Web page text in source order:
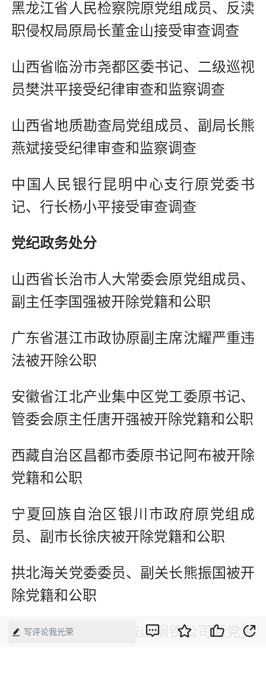
黑龙江省人民检察院原党组成员、反渎
职侵权局原局长董金山接受审查调查
山西省临汾市尧都区委书记、二级巡视
员樊洪平接受纪律审查和监察调查
山西省地质勘查局党组成员、副局长熊
燕斌接受纪律审查和监察调查
中国人民银行昆明中心支行原党委书
记、行长杨小平接受审查调查
党纪政务处分
山西省长治市人大常委会原党组成员、
副主任李国强被开除党籍和公职
广东省湛江市政协原副主席沈耀严重违
法被开除公职
安徽省江北产业集中区党工委原书记、
管委会原主任唐开强被开除党籍和公职
西藏自治区昌都市委原书记阿布被开除
党籍和公职
宁夏回族自治区银川市政府原党组成
员、副市长徐庆被开除党籍和公职
拱北海关党委委员、副关长熊振国被开
除党籍和公职
鞍钢集团有限公司鞍山钢铁公司原党委
写评论我光荣